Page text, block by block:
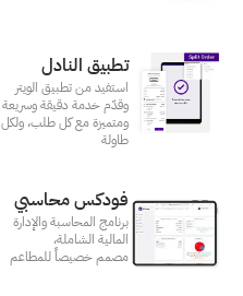
تطبيق النادل
استفيد من تطبيق الويتر
وقدّم خدمة دقيقة وسريعة
ومتميزة مع كل طلب، ولكل
طاولة
فودكس محاسبي
برنامج المحاسبة والإدارة
المالية الشاملة،
مصمم خصيصاً للمطاعم